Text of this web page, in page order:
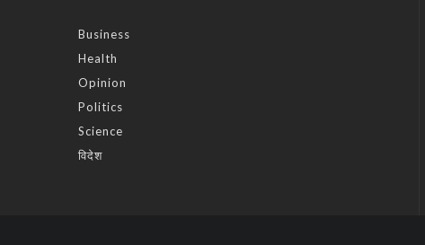
Business
Health
Opinion
Politics
Science
विदेश